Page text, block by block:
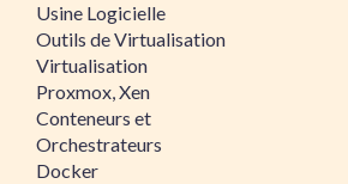
Usine Logicielle
Outils de Virtualisation
Virtualisation
Proxmox, Xen
Conteneurs et
Orchestrateurs
Docker